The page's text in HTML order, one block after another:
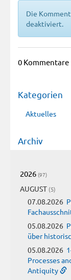
Die
deaktiviert.
0 Kommentare
Kategorien
Aktuelles
Archiv
2026 (97)
AUGUST (5)
07.08.2026
05.08.2026
über
05.08.2026
Processes
Antiquity